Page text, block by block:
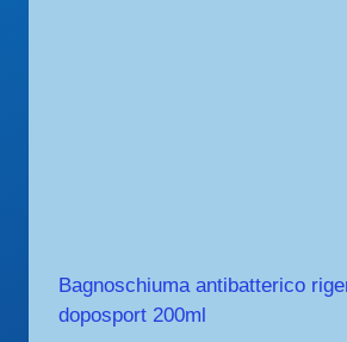
Bagnoschiuma antibatterico
doposport 200ml